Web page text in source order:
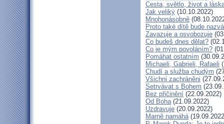
Cesta, světlo, život a
Jak veliký (10.10.2022)
Mnohonásobně
Proto také dítě bude
Zavazuje a osvobozuje
Co budeš dnes dělat?
Co je mým povoláním?
Pomáhat ostatním
Michaeli, Gabrieli, Rafaeli
Chudí a služba chudým
Všichni zachráněni
Setrvávat s Bohem
Bez přičinění (22.09.2022)
Od Boha(21.09.2022)
Uzdravuje (20.09.2022)
Marně namáhá